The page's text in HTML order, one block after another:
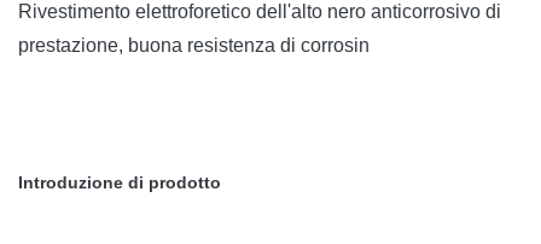
Rivestimento elettroforetico dell'alto nero anticorrosivo di
prestazione, buona resistenza di corrosin
Introduzione di prodotto